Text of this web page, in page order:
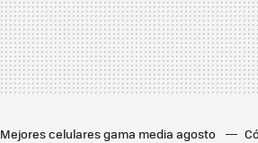
Mejores celulares gama media agosto